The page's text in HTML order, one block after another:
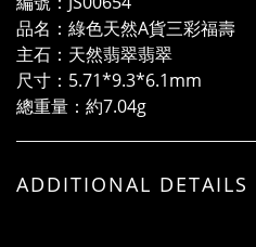
品名：綠色天然A貨三彩福壽
主石：天然翡翠翡翠
尺寸：5.71*9.3*6.1mm
總重量：約7.04g
ADDITIONAL DETAILS